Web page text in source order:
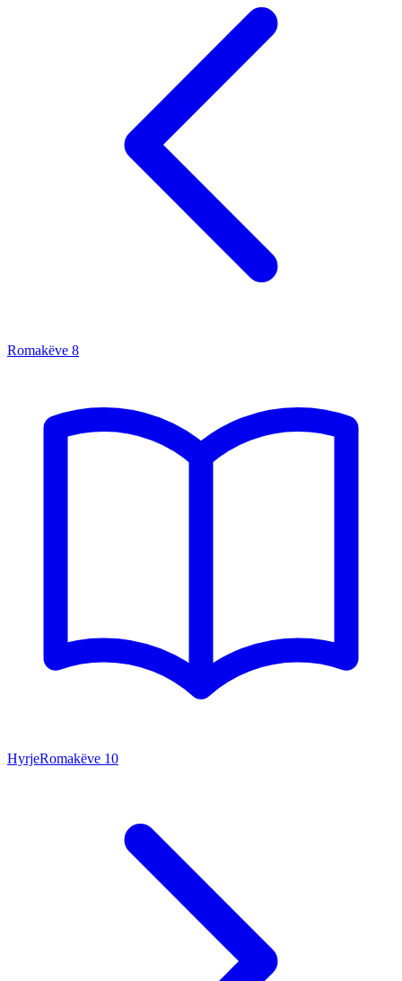
Romakëve 8
HyrjeRomakëve 10